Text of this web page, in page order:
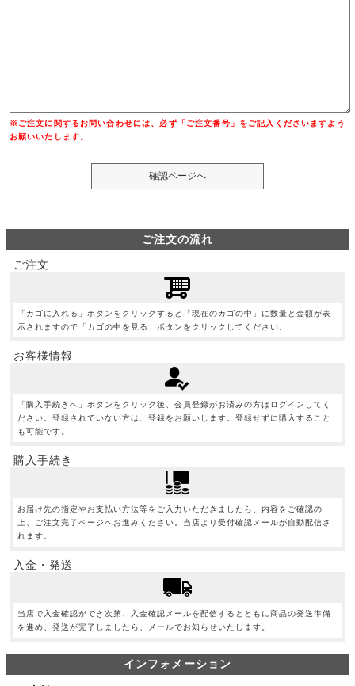
※ご注文に関するお問い合わせには、必ず「ご注文番号」をご記入くださいますよう
お願いいたします。
ご注文の流れ
ご注文
「カゴに入れる」ボタンをクリックすると「現在のカゴの中」に数量と金額が表
示されますので「カゴの中を見る」ボタンをクリックしてください。
お客様情報
「購入手続きへ」ボタンをクリック後、会員登録がお済みの方はログインしてく
ださい。登録されていない方は、登録をお願いします。登録せずに購入すること
も可能です。
購入手続き
お届け先の指定やお支払い方法等をご入力いただきましたら、内容をご確認の
上、ご注文完了ページへお進みください。当店より受付確認メールが自動配信さ
れます。
入金・発送
当店で入金確認ができ次第、入金確認メールを配信するとともに商品の発送準備
を進め、発送が完了しましたら、メールでお知らせいたします。
インフォメーション